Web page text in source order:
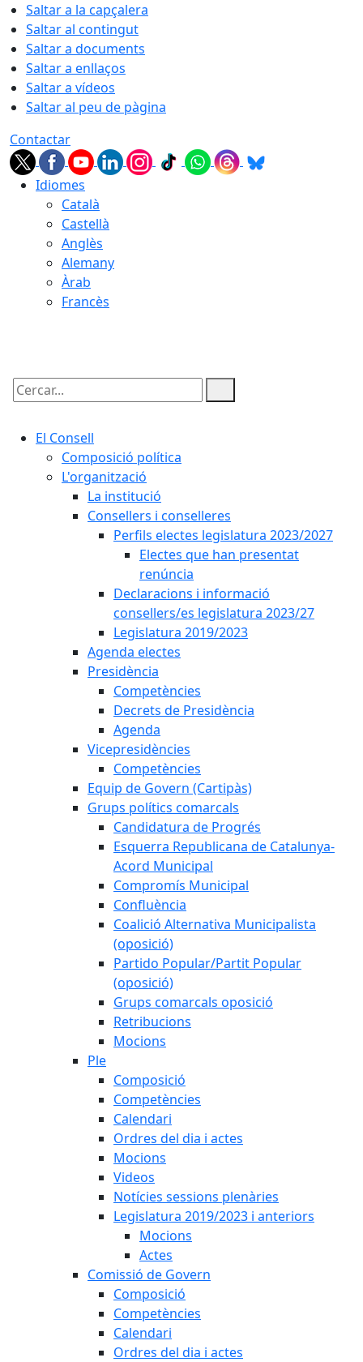
Saltar a la capçalera
Saltar al contingut
Saltar a documents
Saltar a enllaços
Saltar a vídeos
Saltar al peu de pàgina
Contactar
Idiomes
Català
Castellà
Anglès
Alemany
Àrab
Francès
Cercar:
El Consell
Composició política
L'organització
La institució
Consellers i conselleres
Perfils electes legislatura 2023/2027
Electes que han presentat
renúncia
Declaracions i informació
consellers/es legislatura 2023/27
Legislatura 2019/2023
Agenda electes
Presidència
Competències
Decrets de Presidència
Agenda
Vicepresidències
Competències
Equip de Govern (Cartipàs)
Grups polítics comarcals
Candidatura de Progrés
Esquerra Republicana de Catalunya-
Acord Municipal
Compromís Municipal
Confluència
Coalició Alternativa Municipalista
(oposició)
Partido Popular/Partit Popular
(oposició)
Grups comarcals oposició
Retribucions
Mocions
Ple
Composició
Competències
Calendari
Ordres del dia i actes
Mocions
Videos
Notícies sessions plenàries
Legislatura 2019/2023 i anteriors
Mocions
Actes
Comissió de Govern
Composició
Competències
Calendari
Ordres del dia i actes